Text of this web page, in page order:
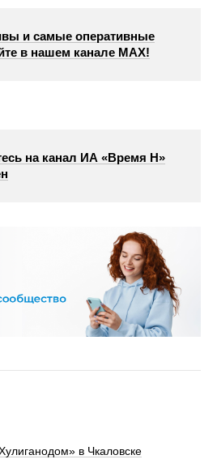
и самые оперативные
в нашем канале МАХ!
на канал ИА «Время Н»
в Чкаловске